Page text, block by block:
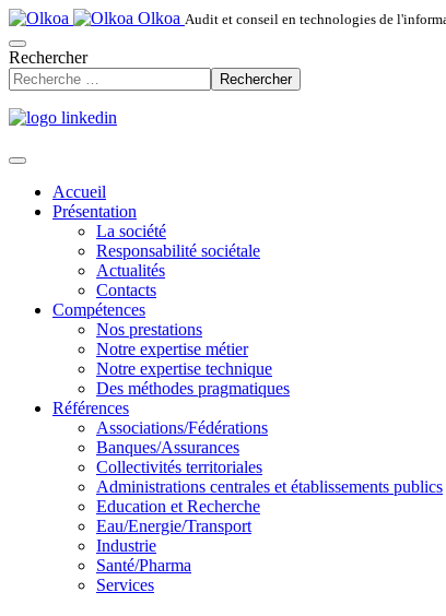
Olkoa Audit et conseil en technologies de
Rechercher
Rechercher
Accueil
Présentation
La société
Responsabilité sociétale
Actualités
Contacts
Compétences
Nos prestations
Notre expertise métier
Notre expertise technique
Des méthodes pragmatiques
Références
Associations/Fédérations
Banques/Assurances
Collectivités territoriales
Administrations centrales et établissements publics
Education et Recherche
Eau/Energie/Transport
Industrie
Santé/Pharma
Services